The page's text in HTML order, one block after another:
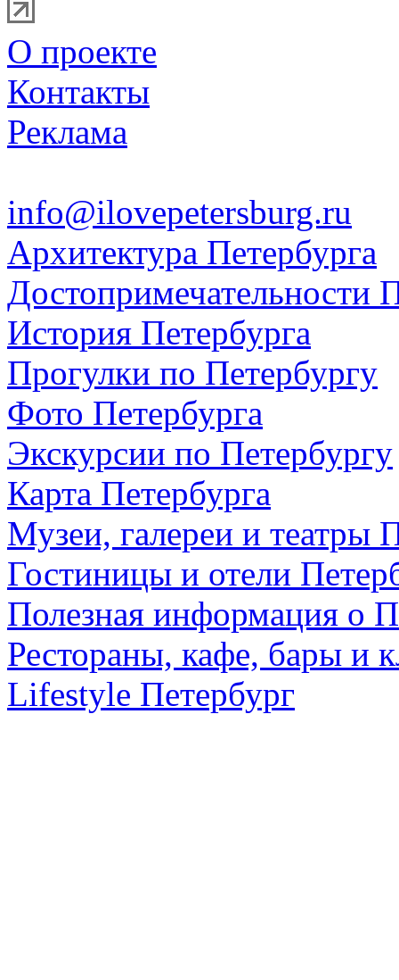
О проекте
Контакты
Реклама
info@ilovepetersburg.ru
Архитектура Петербурга
Достопримечательности
История Петербурга
Прогулки по Петербургу
Фото Петербурга
Экскурсии по Петербургу
Карта Петербурга
Музеи, галереи и театры
Гостиницы и отели
Полезная информация о
Рестораны, кафе, бары и
Lifestyle Петербург